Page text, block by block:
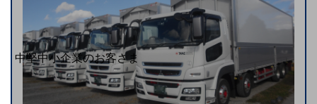
開催・出展する各種セミナー、イベント情報をご紹介します
別ウィンドウで開きます
中堅中小企業のお客さま
NTTドコモビジネスウォッチ
ビジネスお役立ち情報